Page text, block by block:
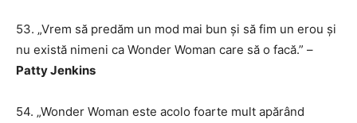
53. „Vrem să predăm un mod mai bun și să fim un erou și
nu există nimeni ca Wonder Woman care să o facă.” –
Patty Jenkins
54. „Wonder Woman este acolo foarte mult apărând